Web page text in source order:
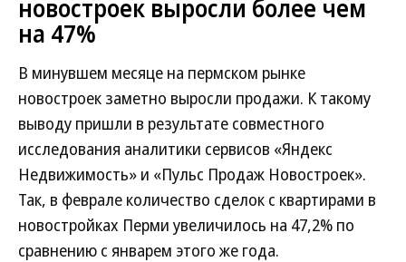
новостроек выросли более чем
на 47%
В минувшем месяце на пермском рынке
новостроек заметно выросли продажи. К такому
выводу пришли в результате совместного
исследования аналитики сервисов «Яндекс
Недвижимость» и «Пульс Продаж Новостроек».
Так, в феврале количество сделок с квартирами в
новостройках Перми увеличилось на 47,2% по
сравнению с январем этого же года.